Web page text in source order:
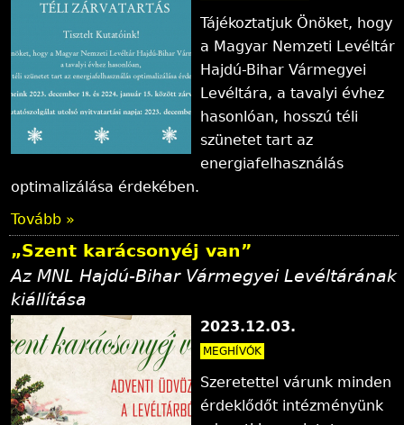
Tájékoztatjuk Önöket, hogy
a Magyar Nemzeti Levéltár
Hajdú-Bihar Vármegyei
Levéltára, a tavalyi évhez
hasonlóan, hosszú téli
szünetet tart az
energiafelhasználás
optimalizálása érdekében.
Tovább »
„Szent karácsonyéj van”
Az MNL Hajdú-Bihar Vármegyei Levéltárának
kiállítása
2023.12.03.
MEGHÍVÓK
Szeretettel várunk minden
érdeklődőt intézményünk